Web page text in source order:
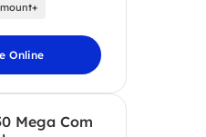
Online
Mega Com